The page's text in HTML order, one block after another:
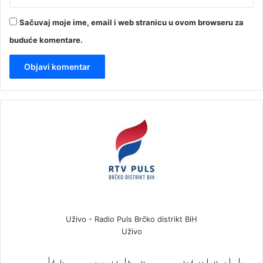
Sačuvaj moje ime, email i web stranicu u ovom browseru za
buduće komentare.
Uživo - Radio Puls Brčko distrikt BiH
Uživo